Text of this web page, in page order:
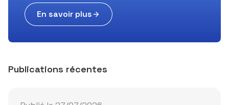
En savoir plus
Publications récentes